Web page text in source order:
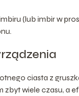
(lub imbir w
ciasta z
zbyt wiele czasu, a